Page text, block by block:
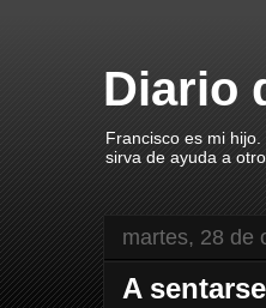
Diario
Francisco es mi
sirva de ayuda a
martes, 28 de
A sentarse